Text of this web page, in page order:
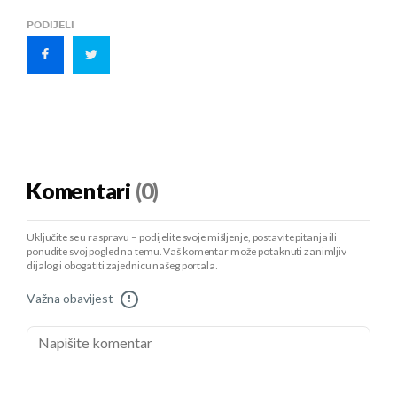
PODIJELI
Komentari (0)
Uključite se u raspravu – podijelite svoje mišljenje, postavite pitanja ili
ponudite svoj pogled na temu. Vaš komentar može potaknuti zanimljiv
dijalog i obogatiti zajednicu našeg portala.
Važna obavijest !